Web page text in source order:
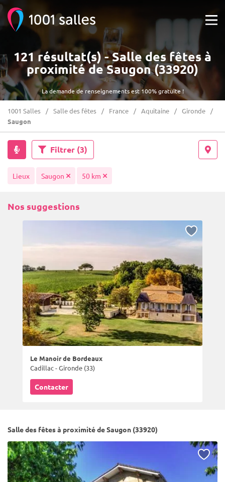
La demande de renseignements est 100% gratuite !
121 résultat(s) - Salle des fêtes à
proximité de Saugon (33920)
1001 Salles Salle des fêtes France Aquitaine
Gironde
Saugon
Filtrer (3)
Lieux Saugon 50 km
Nos suggestions
Le Manoir de Bordeaux
Cadillac - Gironde (33)
Contacter
Salle des fêtes à proximité de Saugon (33920)